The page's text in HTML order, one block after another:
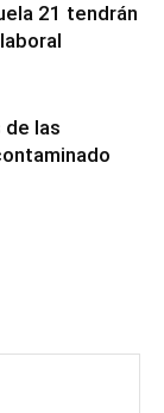
21 tendrán
las